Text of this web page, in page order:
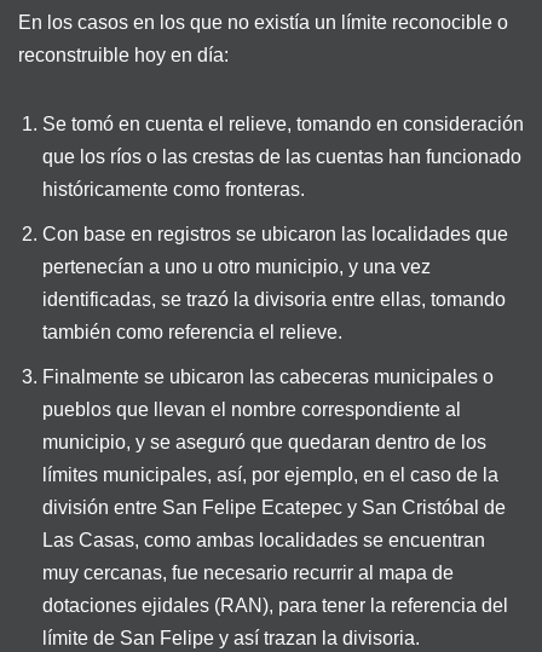
En los casos en los que no existía un límite reconocible o
reconstruible hoy en día:
Se tomó en cuenta el relieve, tomando en consideración
que los ríos o las crestas de las cuentas han funcionado
históricamente como fronteras.
Con base en registros se ubicaron las localidades que
pertenecían a uno u otro municipio, y una vez
identificadas, se trazó la divisoria entre ellas, tomando
también como referencia el relieve.
Finalmente se ubicaron las cabeceras municipales o
pueblos que llevan el nombre correspondiente al
municipio, y se aseguró que quedaran dentro de los
límites municipales, así, por ejemplo, en el caso de la
división entre San Felipe Ecatepec y San Cristóbal de
Las Casas, como ambas localidades se encuentran
muy cercanas, fue necesario recurrir al mapa de
dotaciones ejidales (RAN), para tener la referencia del
límite de San Felipe y así trazan la divisoria.